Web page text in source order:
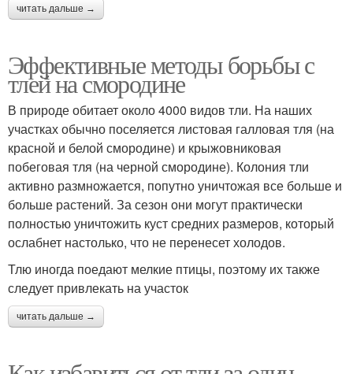
читать дальше →
Эффективные методы борьбы с
тлей на смородине
В природе обитает около 4000 видов тли. На наших
участках обычно поселяется листовая галловая тля (на
красной и белой смородине) и крыжовниковая
побеговая тля (на черной смородине). Колония тли
активно размножается, попутно уничтожая все больше и
больше растений. За сезон они могут практически
полностью уничтожить куст средних размеров, который
ослабнет настолько, что не перенесет холодов.
Тлю иногда поедают мелкие птицы, поэтому их также
следует привлекать на участок
читать дальше →